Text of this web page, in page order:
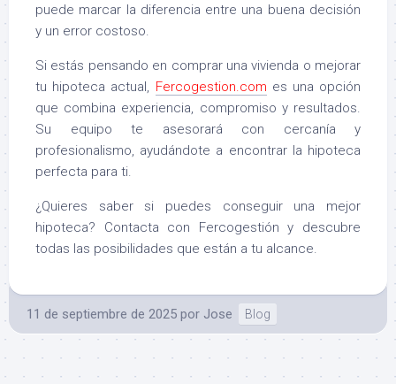
puede marcar la diferencia entre una buena decisión
y un error costoso.
Si estás pensando en comprar una vivienda o mejorar
tu hipoteca actual, Fercogestion.com es una opción
que combina experiencia, compromiso y resultados.
Su equipo te asesorará con cercanía y
profesionalismo, ayudándote a encontrar la hipoteca
perfecta para ti.
¿Quieres saber si puedes conseguir una mejor
hipoteca? Contacta con Fercogestión y descubre
todas las posibilidades que están a tu alcance.
11 de septiembre de 2025 por Jose Blog